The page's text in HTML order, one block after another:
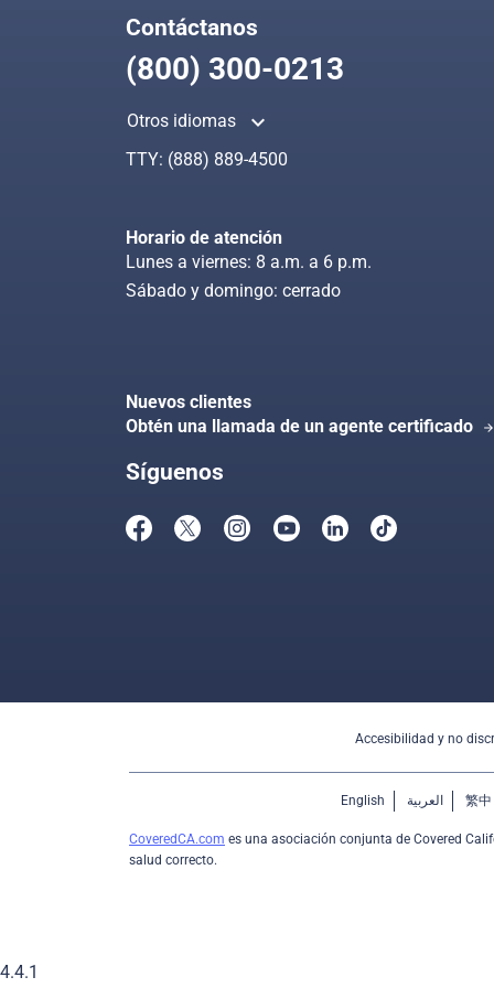
Contáctanos
(800) 300-0213
Otros idiomas keyboard_arrow_up
TTY: (888) 889-4500
Horario de atención
Lunes a viernes: 8 a.m. a 6 p.m.
Sábado y domingo: cerrado
Nuevos clientes
Obtén una llamada de un agente certificado
arrow_forward
Síguenos
Accesibilidad y no
English العربية 繁中
CoveredCA.com es una asociación conjunta de Covered
salud correcto.
4.4.1